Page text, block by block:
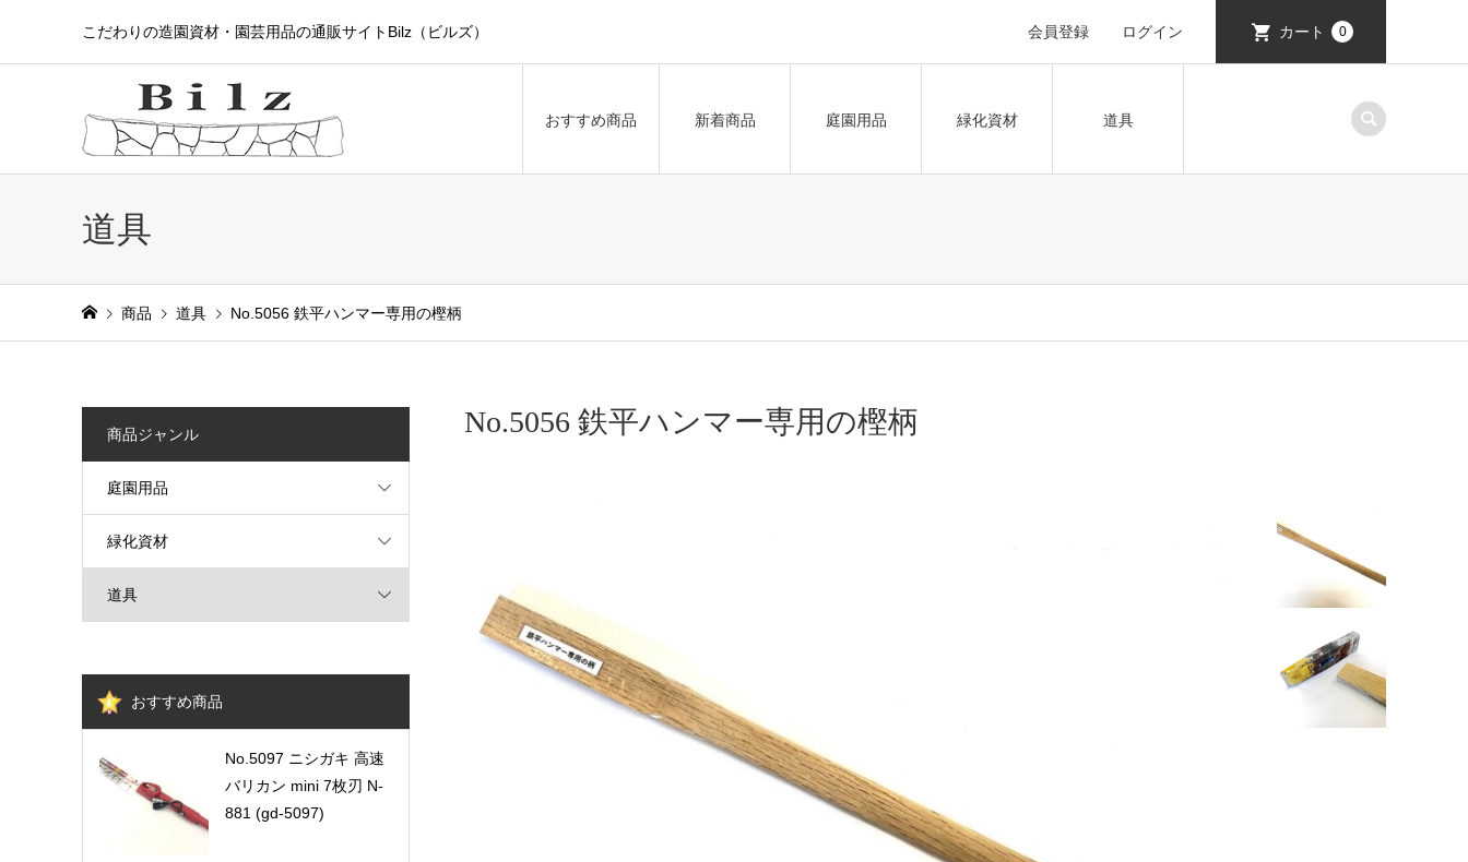
こだわりの造園資材・園芸用品の通販サイトBilz（ビルズ） 会員登録 ログイン カート 0
おすすめ商品 新着商品 庭園用品 緑化資材 道具
道具
商品 道具 No.5056 鉄平ハンマー専用の樫柄
No.5056 鉄平ハンマー専用の樫柄
商品ジャンル
庭園用品
緑化資材
道具
おすすめ商品
No.5097 ニシガキ 高速
バリカン mini 7枚刃 N-
881 (gd-5097)